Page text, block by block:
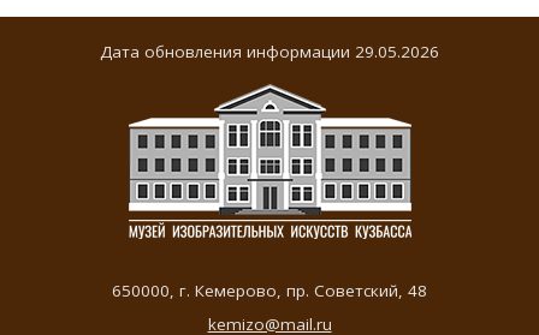
Дата обновления информации 29.05.2026
650000, г. Кемерово, пр. Советский, 48
kemizo@mail.ru